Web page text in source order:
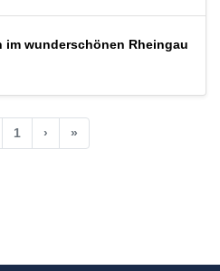
wunderschönen Rheingau
1 › »